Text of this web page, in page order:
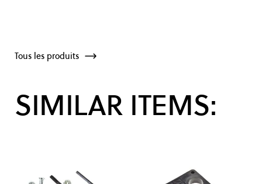
Tous les produits
SIMILAR ITEMS: